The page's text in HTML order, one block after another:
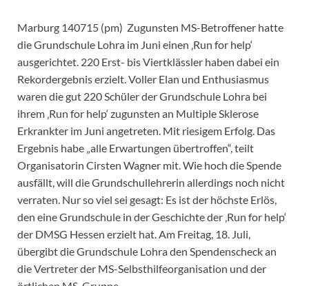
Marburg 140715 (pm) Zugunsten MS-Betroffener hatte
die Grundschule Lohra im Juni einen ‚Run for help‘
ausgerichtet. 220 Erst- bis Viertklässler haben dabei ein
Rekordergebnis erzielt. Voller Elan und Enthusiasmus
waren die gut 220 Schüler der Grundschule Lohra bei
ihrem ‚Run for help‘ zugunsten an Multiple Sklerose
Erkrankter im Juni angetreten. Mit riesigem Erfolg. Das
Ergebnis habe „alle Erwartungen übertroffen“, teilt
Organisatorin Cirsten Wagner mit. Wie hoch die Spende
ausfällt, will die Grundschullehrerin allerdings noch nicht
verraten. Nur so viel sei gesagt: Es ist der höchste Erlös,
den eine Grundschule in der Geschichte der ‚Run for help‘
der DMSG Hessen erzielt hat. Am Freitag, 18. Juli,
übergibt die Grundschule Lohra den Spendenscheck an
die Vertreter der MS-Selbsthilfeorganisation und der